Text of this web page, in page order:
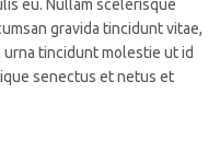
eu. Nullam scelerisque
gravida tincidunt vitae,
tincidunt molestie ut id
senectus et netus et